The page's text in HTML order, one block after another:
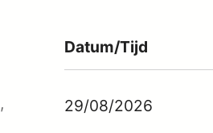
,
Datum/Tijd
29/08/2026